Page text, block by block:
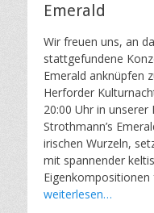
Emerald
Wir freuen uns, an
stattgefundene
Emerald anknüpfen
Herforder
20:00 Uhr in unserer
Strothmann’s
irischen Wurzeln,
mit spannender
weiterlesen…